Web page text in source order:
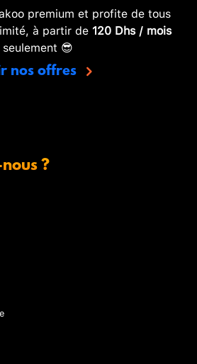
premium et profite de tous
à partir de 120 Dhs / mois
seulement 😎
nos offres
?